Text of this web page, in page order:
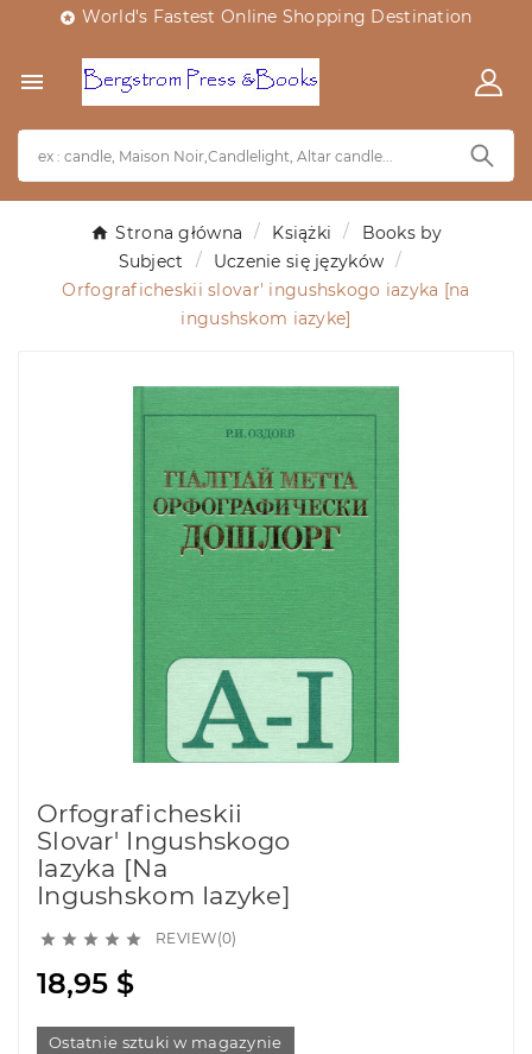
 World's Fastest Online Shopping Destination

Strona główna Książki
Books by
Subject
Uczenie się języków
Orfograficheskii slovar' ingushskogo iazyka [na
ingushskom iazyke]
Orfograficheskii
Slovar' Ingushskogo
Iazyka [na
Ingushskom Iazyke]
     REVIEW(0)
18,95 $
Ostatnie sztuki w magazynie